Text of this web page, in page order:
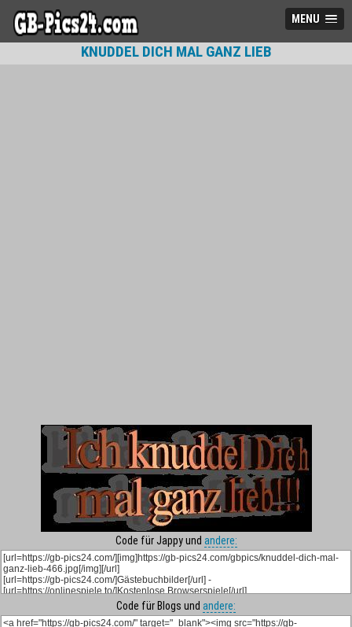
MENU
KNUDDEL DICH MAL GANZ LIEB
Code für Jappy und andere:
Code für Blogs und andere: